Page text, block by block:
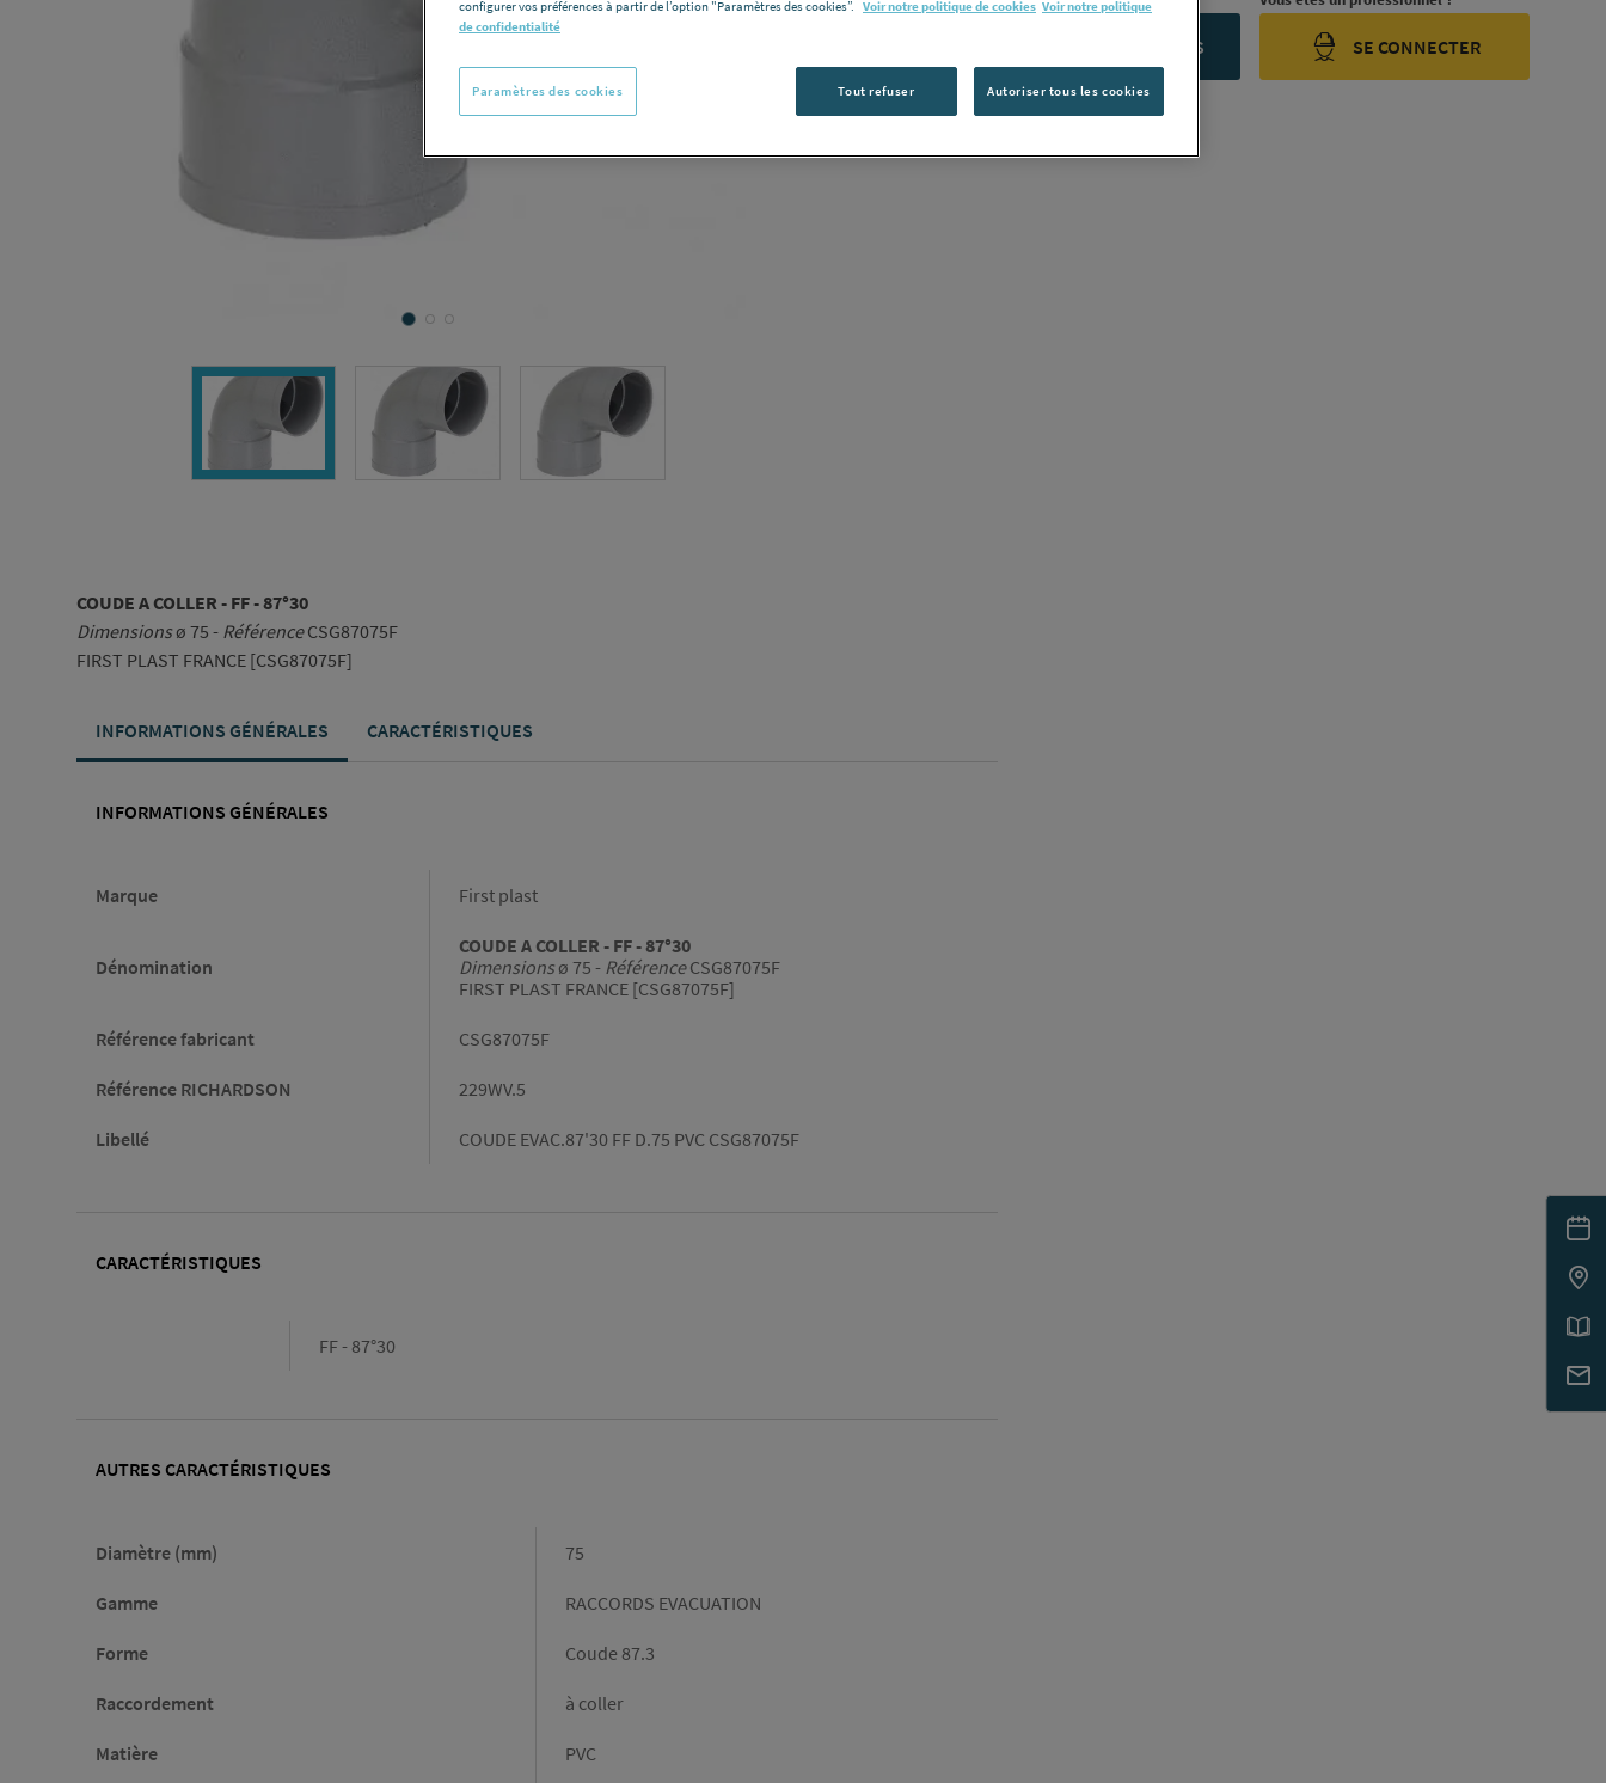
CONTACTEZ-NOUS SE CONNECTER
COUDE A COLLER - FF - 87°30
Dimensions ø 75 - RéférenceCSG87075F
FIRST PLAST FRANCE [CSG87075F]
INFORMATIONS GÉNÉRALES CARACTÉRISTIQUES
INFORMATIONS GÉNÉRALES
Marque First plast
Dénomination
COUDE A COLLER - FF - 87°30
Dimensions ø 75 - RéférenceCSG87075F
FIRST PLAST FRANCE [CSG87075F]
Référence fabricant CSG87075F
Référence RICHARDSON 229WV.5
Libellé COUDE EVAC.87'30 FF D.75 PVC CSG87075F
CARACTÉRISTIQUES
FF - 87°30
AUTRES CARACTÉRISTIQUES
Diamètre (mm)
Diamètre
75
Gamme Gamme
RACCORDS EVACUATION
Forme Forme
Coude 87.3
Raccordement Raccordement
à coller
Matière Matière
PVC
configurer vos préférences à partir de l’option "Paramètres des cookies”.
Voir notre politique de cookies Voir notre politique
de confidentialité
Tout refuser Autoriser tous les cookies
Paramètres des cookies